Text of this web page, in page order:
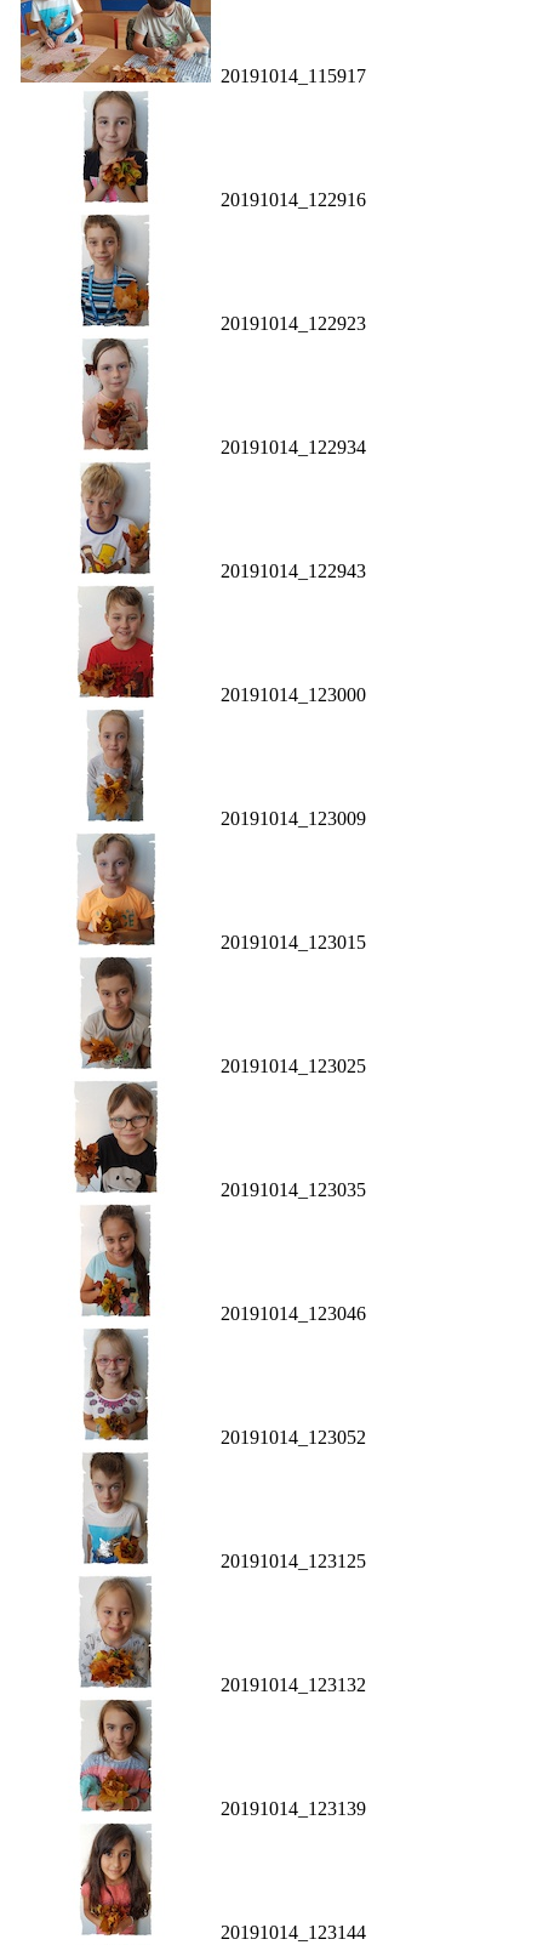
20191014_115917
20191014_122916
20191014_122923
20191014_122934
20191014_122943
20191014_123000
20191014_123009
20191014_123015
20191014_123025
20191014_123035
20191014_123046
20191014_123052
20191014_123125
20191014_123132
20191014_123139
20191014_123144